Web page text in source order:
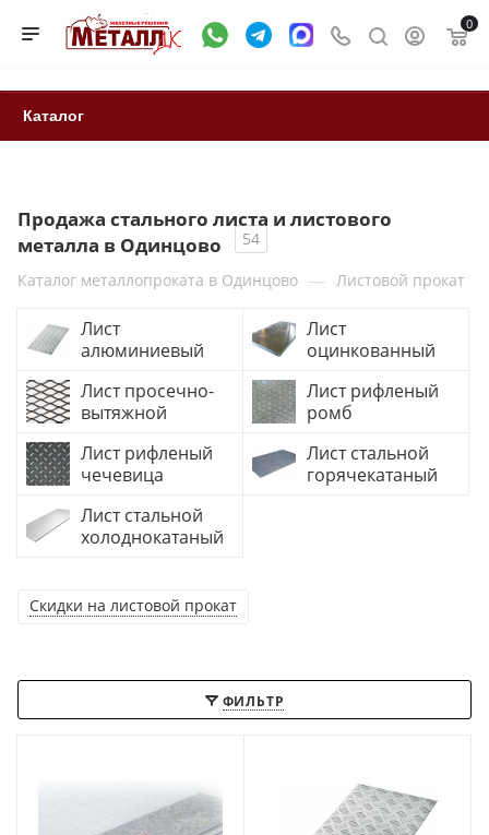
0
Каталог
Продажа стального листа и листового
металла в Одинцово
54
Каталог металлопроката в Одинцово — Листовой прокат
Лист
алюминиевый
Лист
оцинкованный
Лист просечно-
вытяжной
Лист рифленый
ромб
Лист рифленый
чечевица
Лист стальной
горячекатаный
Лист стальной
холоднокатаный
Скидки на листовой прокат
ФИЛЬТР